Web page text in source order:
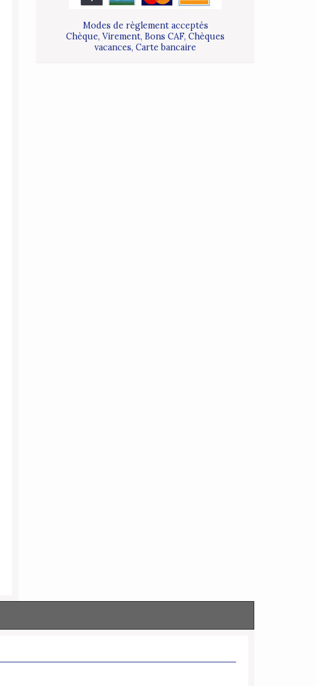
Modes de règlement acceptés
Chèque, Virement, Bons CAF, Chèques
vacances, Carte bancaire